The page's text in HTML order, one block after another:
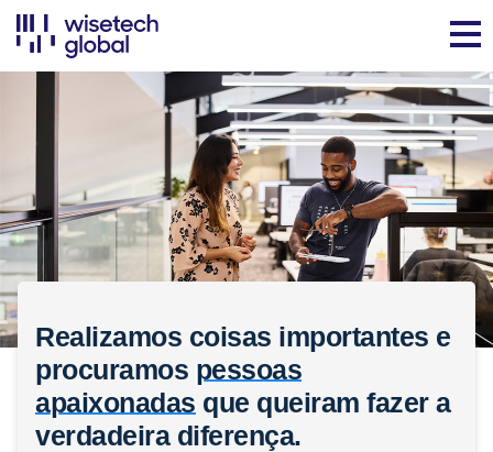
Realizamos coisas importantes e
procuramos pessoas
apaixonadas que queiram fazer a
verdadeira diferença.